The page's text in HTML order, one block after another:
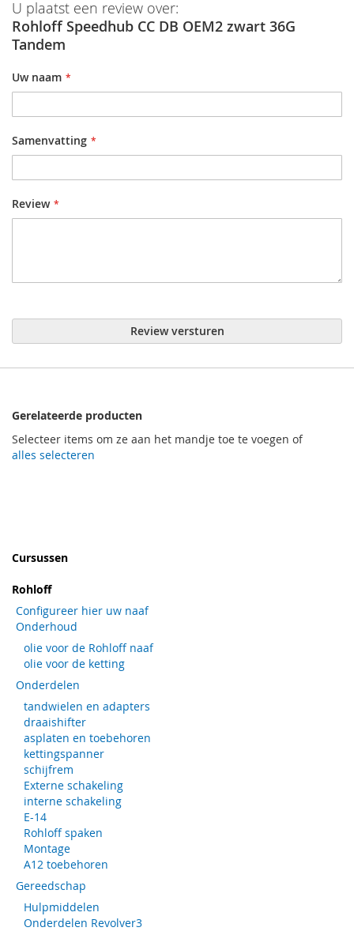
U plaatst een review over:
Rohloff Speedhub CC DB OEM2 zwart 36G
Tandem
Uw naam
Samenvatting
Review
Review versturen
Gerelateerde producten
Selecteer items om ze aan het mandje toe te voegen of
alles selecteren
Cursussen
Rohloff
Configureer hier uw naaf
Onderhoud
olie voor de Rohloff naaf
olie voor de ketting
Onderdelen
tandwielen en adapters
draaishifter
asplaten en toebehoren
kettingspanner
schijfrem
Externe schakeling
interne schakeling
E-14
Rohloff spaken
Montage
A12 toebehoren
Gereedschap
Hulpmiddelen
Onderdelen Revolver3